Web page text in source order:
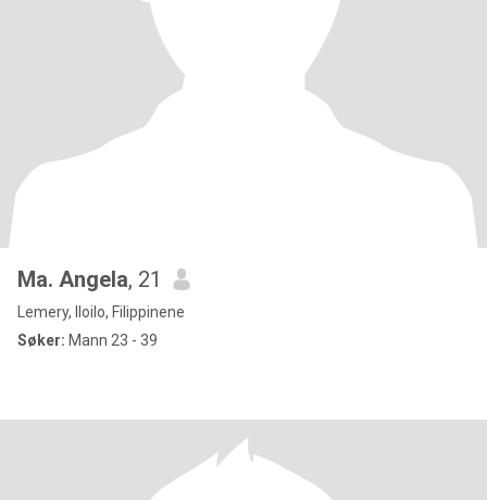
Ma. Angela, 21
Lemery, Iloilo, Filippinene
Søker: Mann 23 - 39